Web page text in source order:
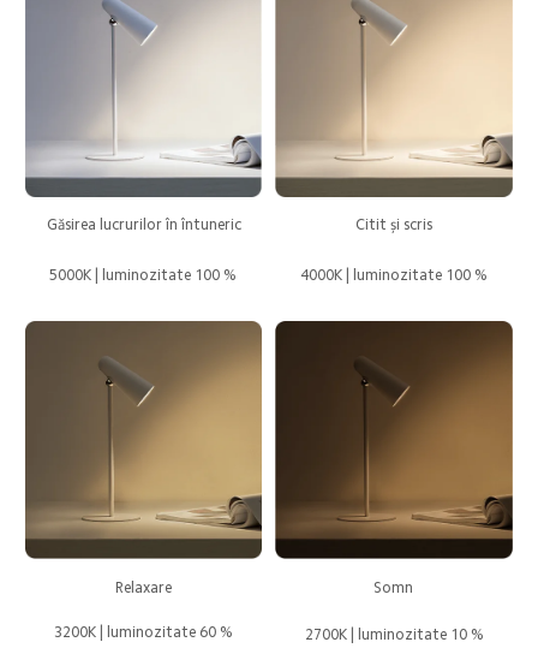
Găsirea lucrurilor în întuneric
5000K | luminozitate 100 %
Citit și scris
4000K | luminozitate 100 %
Relaxare
3200K | luminozitate 60 %
Somn
2700K | luminozitate 10 %